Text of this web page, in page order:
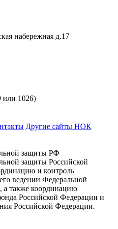
набережная д.17
или 1026)
Другие сайты НОК
защиты РФ
защиты Российской
и контроль
ведении Федеральной
а также координацию
Российской Федерации и
Российской Федерации.